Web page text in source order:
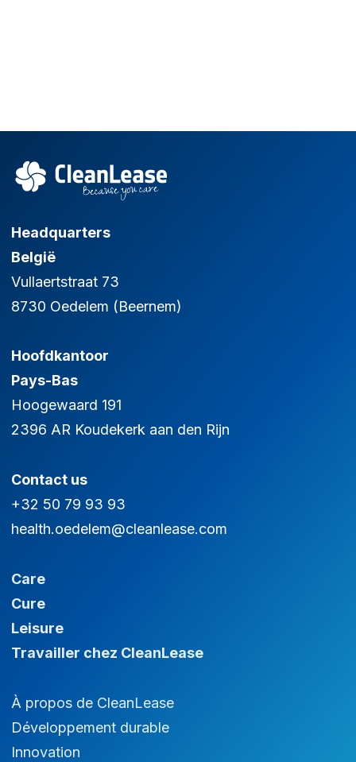
Headquarters
België
Vullaertstraat 73
8730 Oedelem (Beernem)
Hoofdkantoor
Pays-Bas
Hoogewaard 191
2396 AR Koudekerk aan den Rijn
Contact us
+32 50 79 93 93
health.oedelem@cleanlease.com
Care
Cure
Leisure
Travailler chez CleanLease
À propos de CleanLease
Développement durable
Innovation